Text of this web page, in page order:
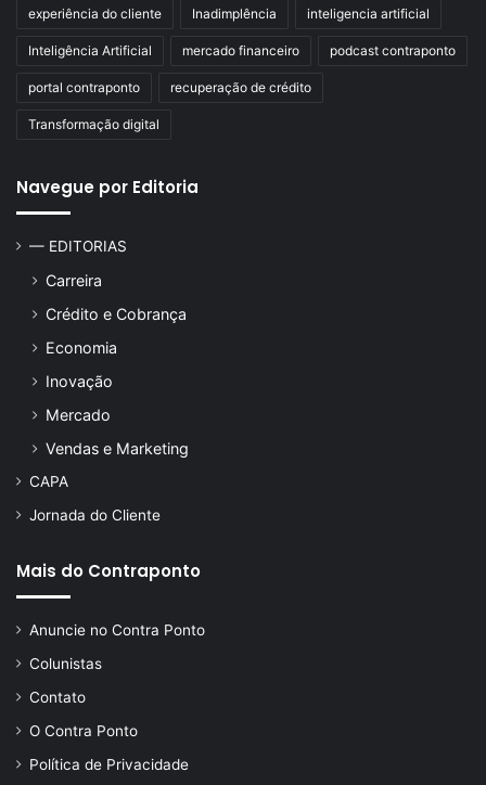
experiência do cliente Inadimplência inteligencia artificial
Inteligência Artificial mercado financeiro podcast contraponto
portal contraponto recuperação de crédito
Transformação digital
Navegue por Editoria
— EDITORIAS
Carreira
Crédito e Cobrança
Economia
Inovação
Mercado
Vendas e Marketing
CAPA
Jornada do Cliente
Mais do Contraponto
Anuncie no Contra Ponto
Colunistas
Contato
O Contra Ponto
Política de Privacidade